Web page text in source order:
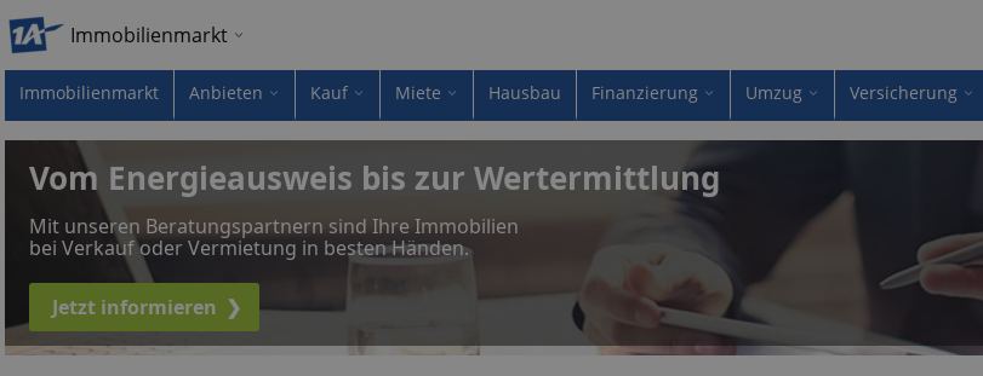
Immobilienmarkt
Immobilienmarkt Anbieten Kauf Miete Hausbau Finanzierung Umzug Versicherung
Vom Energieausweis bis zur Wertermittlung
Mit unseren Beratungspartnern sind Ihre Immobilien
bei Verkauf oder Vermietung in besten Händen.
Jetzt informieren ❯